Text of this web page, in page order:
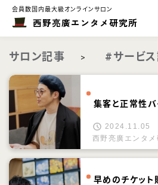
会員数国内最大級オンラインサロン
西野亮廣エンタメ研究所
サロン記事 > #サービ
集客と正常性バ
2024.11.05
西野亮廣エンタメ
早めのチケット